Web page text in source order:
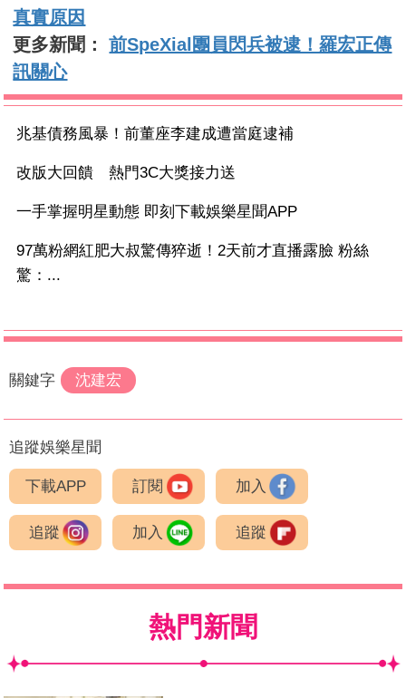
真實原因
更多新聞：前SpeXial團員閃兵被逮！羅宏正傳
訊關心
兆基債務風暴！前董座李建成遭當庭逮補
改版大回饋 熱門3C大獎接力送
一手掌握明星動態 即刻下載娛樂星聞APP
97萬粉網紅肥大叔驚傳猝逝！2天前才直播露臉 粉絲
驚：...
關鍵字 沈建宏
追蹤娛樂星聞
下載APP 訂閱 加入
追蹤 加入 追蹤
熱門新聞